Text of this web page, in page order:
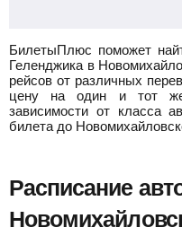
БилетыПлюс поможет
Геленджика в
рейсов от различных
цену на один и тот
зависимости от класса
билета до
Расписание